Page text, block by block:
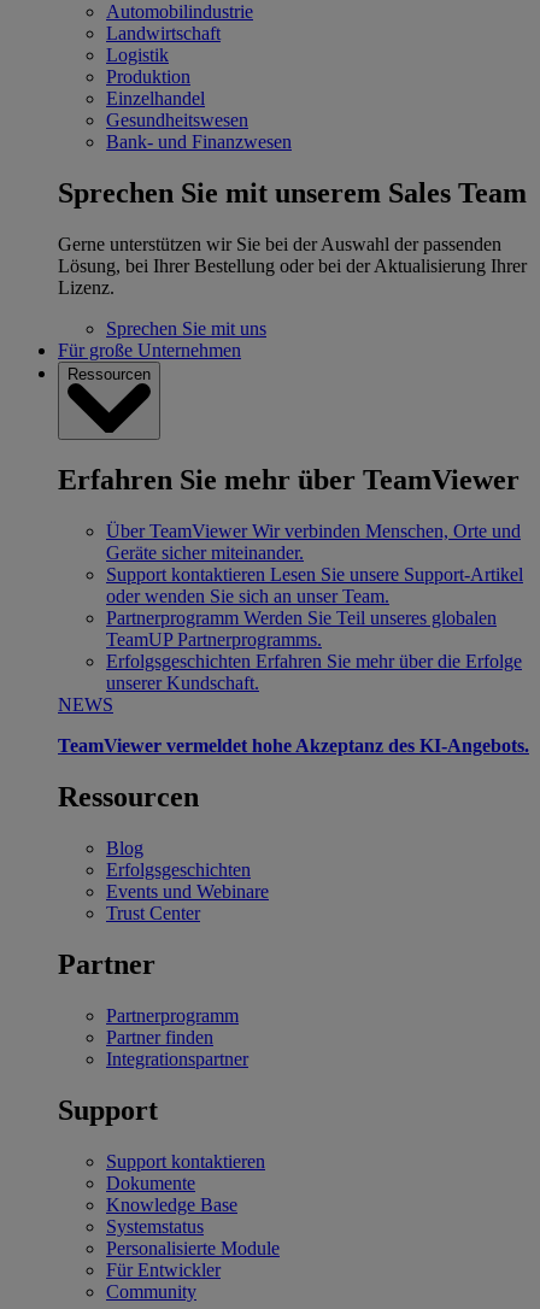
Automobilindustrie
Landwirtschaft
Logistik
Produktion
Einzelhandel
Gesundheitswesen
Bank- und Finanzwesen
Sprechen Sie mit unserem Sales Team
Gerne unterstützen wir Sie bei der Auswahl der passenden
Lösung, bei Ihrer Bestellung oder bei der Aktualisierung Ihrer
Lizenz.
Sprechen Sie mit uns
Für große Unternehmen
Ressourcen
Erfahren Sie mehr über TeamViewer
Über TeamViewer Wir verbinden Menschen, Orte und
Geräte sicher miteinander.
Support kontaktieren Lesen Sie unsere Support-Artikel
oder wenden Sie sich an unser Team.
Partnerprogramm Werden Sie Teil unseres globalen
TeamUP Partnerprogramms.
Erfolgsgeschichten Erfahren Sie mehr über die Erfolge
unserer Kundschaft.
NEWS
TeamViewer vermeldet hohe Akzeptanz des KI-Angebots.
Ressourcen
Blog
Erfolgsgeschichten
Events und Webinare
Trust Center
Partner
Partnerprogramm
Partner finden
Integrationspartner
Support
Support kontaktieren
Dokumente
Knowledge Base
Systemstatus
Personalisierte Module
Für Entwickler
Community